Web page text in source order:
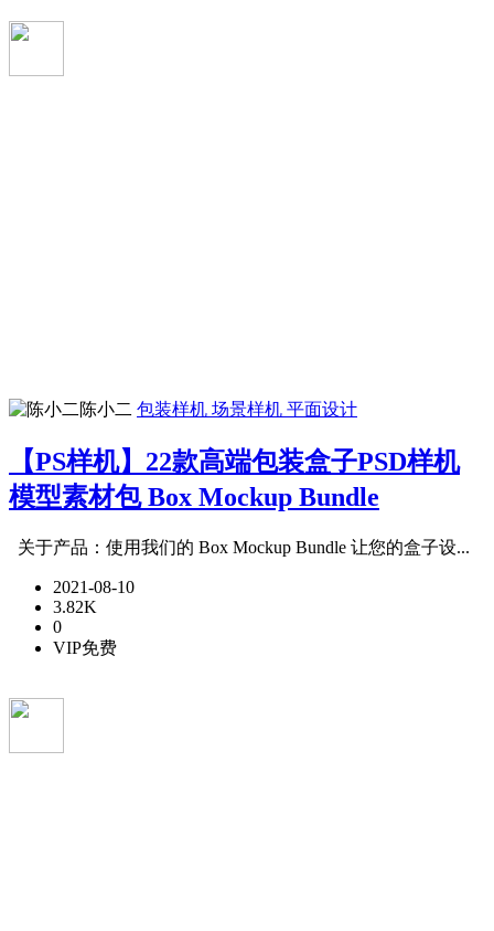
陈小二 包装样机 场景样机 平面设计
【PS样机】22款高端包装盒子PSD样机
模型素材包 Box Mockup Bundle
关于产品：使用我们的 Box Mockup Bundle 让您的盒子设...
2021-08-10
3.82K
0
VIP免费